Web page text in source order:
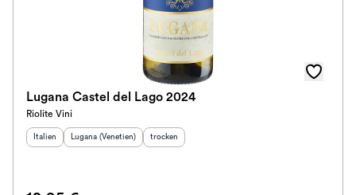
Lugana Castel del Lago 2024
Riolite Vini
Herkunftsland:
Italien Herkunftsregion:
Lugana (Venetien) Geschmack
trocken